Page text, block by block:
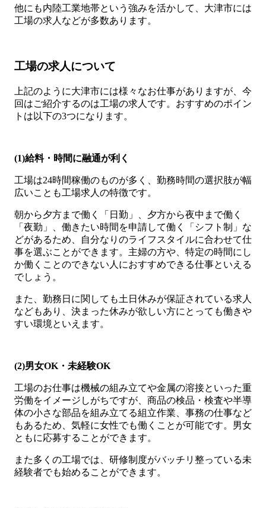
他にも内陸工業地帯という強みを活かして、大津市には
工場の求人などが多数あります。
工場の求人について
上記のように大津市には様々なお仕事がありますが、今
回はご紹介するのは工場の求人です。おすすめのポイン
トは以下の3つになります。
(1)給料・時間に融通が利く
工場は24時間稼働のものが多く、勤務時間の選択肢が幅
広いことも工場求人の特徴です。
朝から夕方まで働く「日勤」、夕方から夜中まで働く
「夜勤」、働きたい時間を申請して働く「シフト制」な
どがあるため、自分なりのライフスタイルに合わせて仕
事を選ぶことができます。主婦の方や、特定の時間にし
か働くことのできない人におすすめできる仕事といえる
でしょう。
また、勤務日に関しても土日休みが保証されている求人
などもあり、決まった休みが欲しい方にとっても働きや
すい環境といえます。
(2)男女OK・未経験OK
工場のお仕事は機械の組み立てや金属の溶接といった重
労働をイメージしがちですが、商品の検品・検査や半導
体の小さな部品を組み立てる組立作業、事務の仕事など
もあるため、気軽に女性でも働くことが可能です。男女
ともに応募することができます。
また多くの工場では、研修制度がバッチリ整っている未
経験者でも始めることができます。